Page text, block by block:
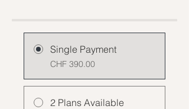
Single Payment
CHF 390.00
2 Plans Available